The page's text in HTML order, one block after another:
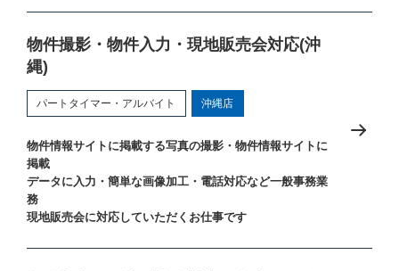
物件撮影・物件入力・現地販売会対応(沖
縄)
パートタイマー・アルバイト 沖縄店
物件情報サイトに掲載する写真の撮影・物件情報サイトに
掲載
データに入力・簡単な画像加工・電話対応など一般事務業
務
現地販売会に対応していただくお仕事です